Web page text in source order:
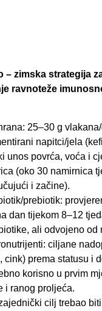
– zimska strategija
ravnoteže
25–30 g
napitci/jela
unos povrća, voća i
(oko 30 namirnica
i začine).
prebiotik:
dan tijekom 8–12
ali odvojeno od
ciljane
cink) prema statusu i
korisno u prvim
i ranog proljeća.
cilj trebao